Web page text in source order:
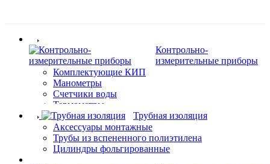
Контрольно-
измерительные приборы
Комплектующие КИП
Манометры
Счетчики воды
Термометры
Трубная изоляция
Аксессуары монтажные
Трубы из вспененного полиэтилена
Цилиндры фольгированные